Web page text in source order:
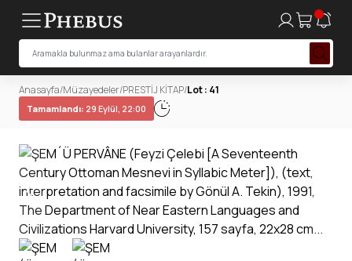
Anasayfa/Müzayedeler/PRESTİJ KİTAP/Lot : 41
Tamamlandı: 29 Eylül, 22:00